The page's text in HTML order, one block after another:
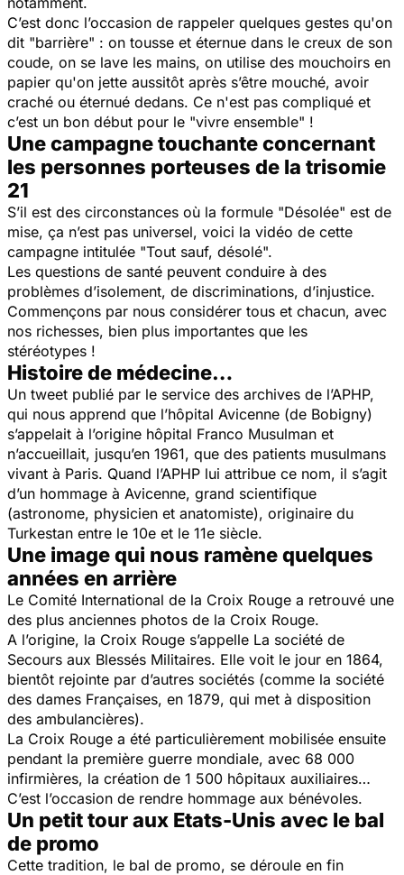
C’est donc l’occasion de rappeler quelques gestes qu'on
dit "barrière" : on tousse et éternue dans le creux de son
coude, on se lave les mains, on utilise des mouchoirs en
papier qu'on jette aussitôt après s’être mouché, avoir
craché ou éternué dedans. Ce n'est pas compliqué et
c’est un bon début pour le "vivre ensemble" !
Une campagne touchante concernant
les personnes porteuses de la trisomie
21
S’il est des circonstances où la formule "Désolée" est de
mise, ça n’est pas universel, voici la vidéo de cette
campagne intitulée "Tout sauf, désolé".
Les questions de santé peuvent conduire à des
problèmes d’isolement, de discriminations, d’injustice.
Commençons par nous considérer tous et chacun, avec
nos richesses, bien plus importantes que les
stéréotypes !
Histoire de médecine…
Un tweet publié par le service des archives de l’APHP,
qui nous apprend que l’hôpital Avicenne (de Bobigny)
s’appelait à l’origine hôpital Franco Musulman et
n’accueillait, jusqu’en 1961, que des patients musulmans
vivant à Paris. Quand l’APHP lui attribue ce nom, il s’agit
d’un hommage à Avicenne, grand scientifique
(astronome, physicien et anatomiste), originaire du
Turkestan entre le 10e et le 11e siècle.
Une image qui nous ramène quelques
années en arrière
Le Comité International de la Croix Rouge a retrouvé une
des plus anciennes photos de la Croix Rouge.
A l’origine, la Croix Rouge s’appelle La société de
Secours aux Blessés Militaires. Elle voit le jour en 1864,
bientôt rejointe par d’autres sociétés (comme la société
des dames Françaises, en 1879, qui met à disposition
des ambulancières).
La Croix Rouge a été particulièrement mobilisée ensuite
pendant la première guerre mondiale, avec 68 000
infirmières, la création de 1 500 hôpitaux auxiliaires…
C’est l’occasion de rendre hommage aux bénévoles.
Un petit tour aux Etats-Unis avec le bal
de promo
Cette tradition, le bal de promo, se déroule en fin